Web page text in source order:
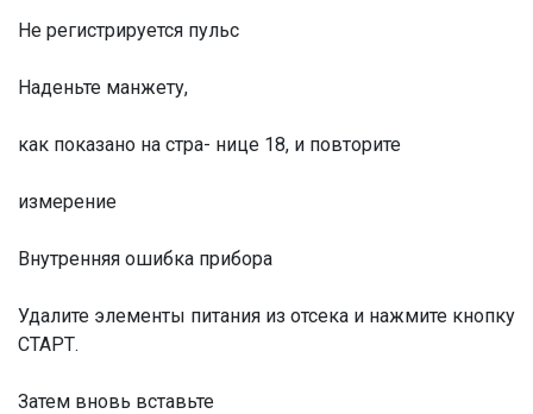
Не регистрируется пульс
Наденьте манжету,
как показано на стра- нице 18, и повторите
измерение
Внутренняя ошибка прибора
Удалите элементы питания из отсека и нажмите кнопку
СТАРТ.
Затем вновь вставьте